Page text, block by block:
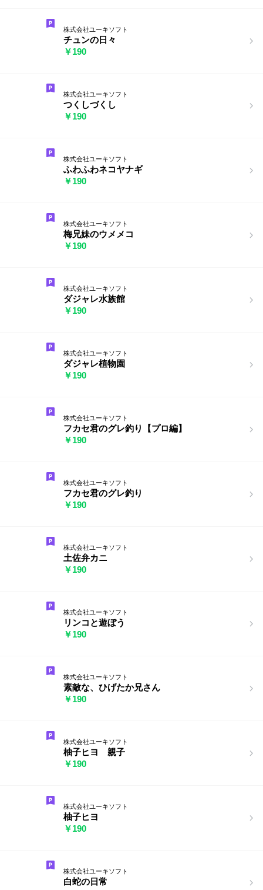
株式会社ユーキソフト
チュンの日々
￥190
株式会社ユーキソフト
つくしづくし
￥190
株式会社ユーキソフト
ふわふわネコヤナギ
￥190
株式会社ユーキソフト
梅兄妹のウメメコ
￥190
株式会社ユーキソフト
ダジャレ水族館
￥190
株式会社ユーキソフト
ダジャレ植物園
￥190
株式会社ユーキソフト
フカセ君のグレ釣り【プロ編】
￥190
株式会社ユーキソフト
フカセ君のグレ釣り
￥190
株式会社ユーキソフト
土佐弁カニ
￥190
株式会社ユーキソフト
リンコと遊ぼう
￥190
株式会社ユーキソフト
素敵な、ひげたか兄さん
￥190
株式会社ユーキソフト
柚子ヒヨ 親子
￥190
株式会社ユーキソフト
柚子ヒヨ
￥190
株式会社ユーキソフト
白蛇の日常